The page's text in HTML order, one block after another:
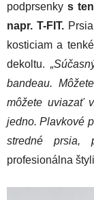
podprsenkys
napr. T-FIT.
kosticiam a
dekoltu.
bandeau.
môžete uviazať
jedno. Plavkové
stredné prsia,
profesionálna